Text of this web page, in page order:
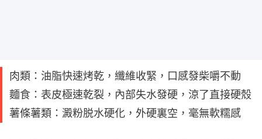
肉類：油脂快速烤乾，纖維收緊，口感發柴嚼不動
麵食：表皮極速乾裂，內部失水發硬，涼了直接硬殼
薯條薯類：澱粉脱水硬化，外硬裏空，毫無軟糯感